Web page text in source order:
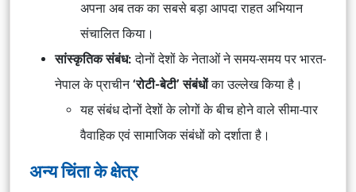
अपना अब तक का सबसे बड़ा आपदा राहत अभियान
संचालित किया।
सांस्कृतिक संबंध:दोनों देशों के नेताओं ने समय-समय पर भारत-
नेपाल के प्राचीन‘रोटी-बेटी’ संबंधोंका उल्लेख किया है।
यह संबंध दोनों देशों के लोगों के बीच होने वाले सीमा-पार
वैवाहिक एवं सामाजिक संबंधों को दर्शाता है।
अन्य चिंता के क्षेत्र